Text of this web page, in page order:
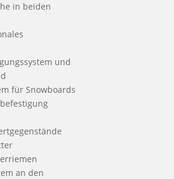
in beiden
und
für Snowboards
an den